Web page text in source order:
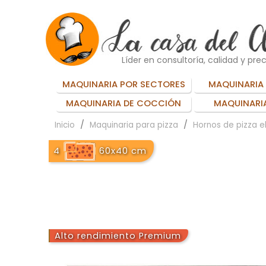
Líder en consultoría, calidad y
MAQUINARIA POR SECTORES
MAQUINARIA
MAQUINARIA DE COCCIÓN
Inicio Maquinaria para pizza Hornos de pizza
4 60x40 cm
Alto rendimiento Premium